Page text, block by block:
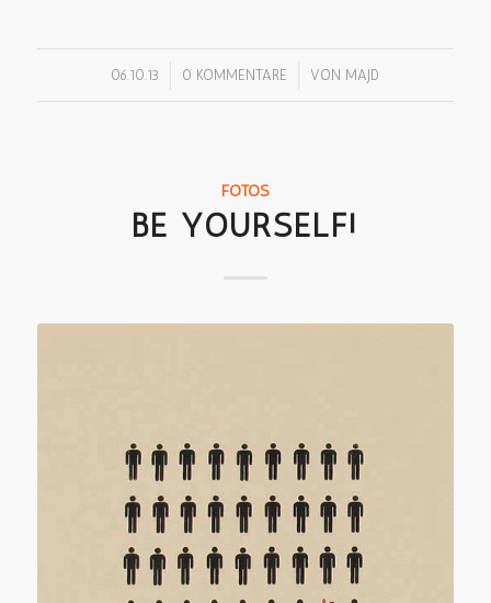
06.10.13 0 KOMMENTARE
/ VON MAJD
FOTOS
BE YOURSELF!